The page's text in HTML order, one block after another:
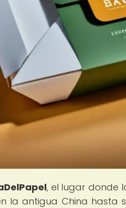
, el lugar donde
la antigua China